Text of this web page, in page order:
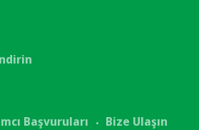
Başvuruları
Bize Ulaşın